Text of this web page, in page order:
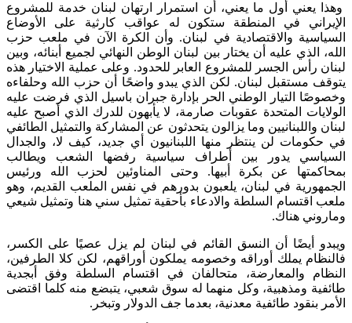
وهذا يعني أول ما يعني، أن استمرار ارتهان لبنان خدمة للمشروع
الإيراني في المنطقة ستكون له عواقب كارثية على الأوضاع
السياسية والاقتصادية في لبنان. وأن الكرة الآن في ملعب حزب
الله، الذي عليه أن يختار بين لبنان الوطن النهائي لجميع أبنائه، وبين
لبنان رأس الجسر للمشروع العابر للحدود. وعلى عملية الاختيار هذه
يتوقف مستقبل لبنان. لكن الذي يبدو واضحًا أن حزب الله وحلفاءه
وخصوصًا التيار الوطني الحر بإدارة جبران باسيل الذي فرضت عليه
الولايات المتحدة عقوبات صارمة، لا يأبهون للدرك الذي أصبح عليه
لبنان واللبنانيين وما يزالون يتحدثون عن المشاركة والتمثيل الطائفي
في حكومات لن ينتظر منها اللبنانيون أي جديد، كيف لا، والجدال
السياسي يدور بين أطراف سياسية رفضها الشعب ويطالب
بمحاكمتها عن بكرة أبيها. وحتى المناوئين لحزب الله ورئيس
الجمهورية في لبنان، يلعبون بدورهم في نفس الملعب القديم، وهو
ملعب اقتسام السلطة والادعاء بأحقية تمثيل سني هنا وتمثيل شيعي
وماروني هناك.
ويبدو أيضًا أن النسق القائم في لبنان لم يزل عصيًا على الكسر،
فالنظام يملك أوراقه وخصومه يملكون أوراقهم، لكن كلا الطرفين،
النظام والمعارضة، متحالفان في اقتسام السلطة وفق أبجدية
طائفية ومذهبية، وكل منهما له سوق شعبي، يتبضع منه كلما اقتضى
الأمر بنقود طائفية معدنية، بعدما جف الدولار وتبخر.